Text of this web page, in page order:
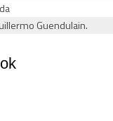
Guendulain.